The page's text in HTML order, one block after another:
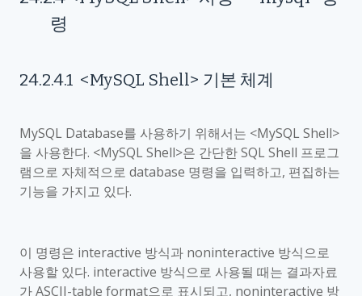
령
24.2.4.1 <MySQL Shell> 기본 체계
MySQL Database를 사용하기 위해서는 <MySQL Shell>
을 사용한다. <MySQL Shell>은 간단한SQL Shell 프로그
램으로 자체적으로 database 명령을 입력하고, 편집하는
기능을 가지고 있다.
이 명령은 interactive 방식과 noninteractive 방식으로
사용할 있다. interactive 방식으로 사용될 때는 결과자료
가ASCII-table format으로 표시되고, noninteractive 방